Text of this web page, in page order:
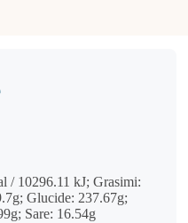
/ 10296.11 kJ; Grasimi:
Glucide: 237.67g;
Sare: 16.54g